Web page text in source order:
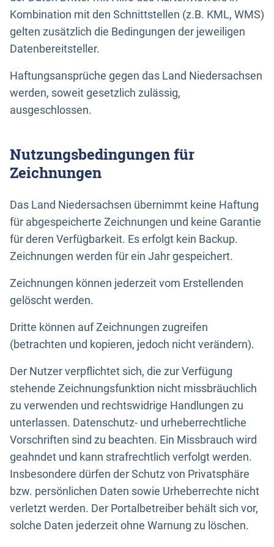
Kombination mit den Schnittstellen (z.B. KML, WMS)
gelten zusätzlich die Bedingungen der jeweiligen
Datenbereitsteller.
Haftungsansprüche gegen das Land Niedersachsen
werden, soweit gesetzlich zulässig,
ausgeschlossen.
Nutzungsbedingungen für
Zeichnungen
Das Land Niedersachsen übernimmt keine Haftung
für abgespeicherte Zeichnungen und keine Garantie
für deren Verfügbarkeit. Es erfolgt kein Backup.
Zeichnungen werden für ein Jahr gespeichert.
Zeichnungen können jederzeit vom Erstellenden
gelöscht werden.
Dritte können auf Zeichnungen zugreifen
(betrachten und kopieren, jedoch nicht verändern).
Der Nutzer verpflichtet sich, die zur Verfügung
stehende Zeichnungsfunktion nicht missbräuchlich
zu verwenden und rechtswidrige Handlungen zu
unterlassen. Datenschutz- und urheberrechtliche
Vorschriften sind zu beachten. Ein Missbrauch wird
geahndet und kann strafrechtlich verfolgt werden.
Insbesondere dürfen der Schutz von Privatsphäre
bzw. persönlichen Daten sowie Urheberrechte nicht
verletzt werden. Der Portalbetreiber behält sich vor,
solche Daten jederzeit ohne Warnung zu löschen.